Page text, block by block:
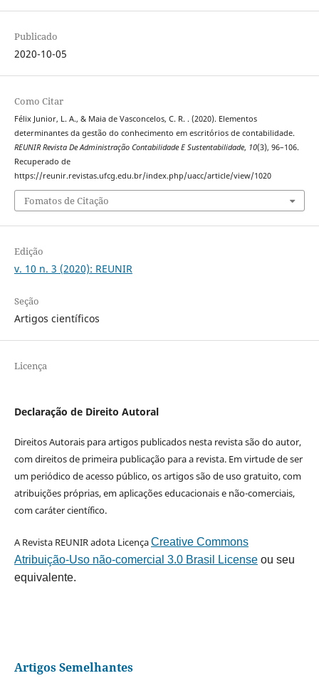
Publicado
2020-10-05
Como Citar
Félix Junior, L. A., & Maia de Vasconcelos, C. R. . (2020). Elementos
determinantes da gestão do conhecimento em escritórios de contabilidade.
REUNIR Revista De Administração Contabilidade E Sustentabilidade, 10(3), 96–106.
Recuperado de
https://reunir.revistas.ufcg.edu.br/index.php/uacc/article/view/1020
Fomatos de Citação
Edição
v. 10 n. 3 (2020): REUNIR
Seção
Artigos científicos
Licença
Declaração de Direito Autoral
Direitos Autorais para artigos publicados nesta revista são do autor,
com direitos de primeira publicação para a revista. Em virtude de ser
um periódico de acesso público, os artigos são de uso gratuito, com
atribuições próprias, em aplicações educacionais e não-comerciais,
com caráter científico.
A Revista REUNIR adota LicençaCreative Commons
Atribuição-Uso não-comercial 3.0 Brasil Licenseou seu
equivalente.
Artigos Semelhantes